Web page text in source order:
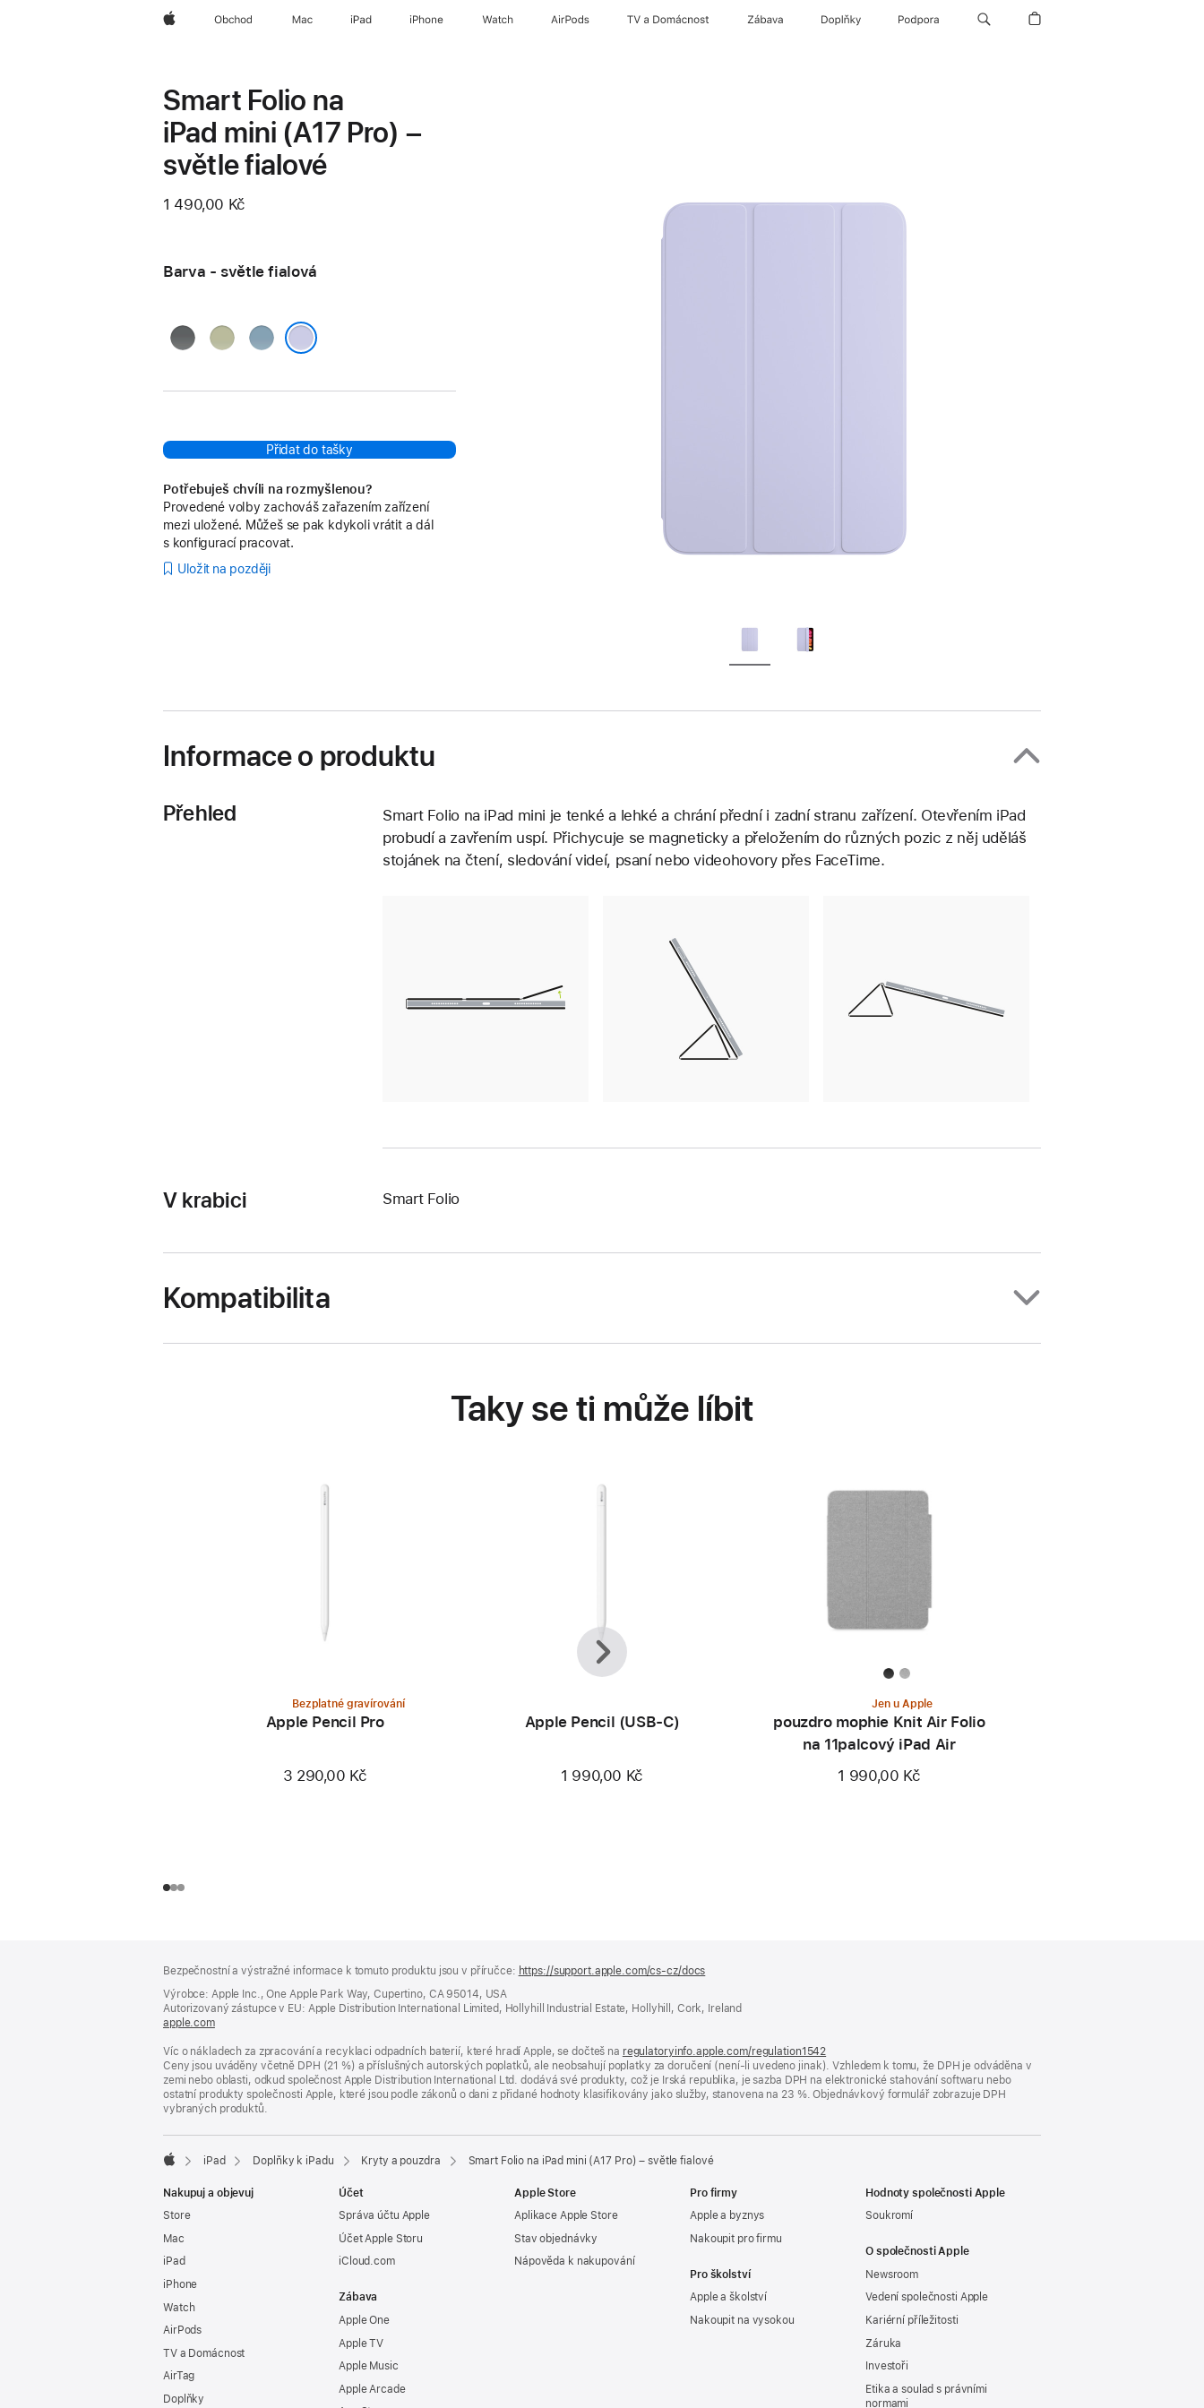
AppleObchod Mac iPad iPhone Watch AirPods TV a Domácnost Zábava Doplňky Podpora
Smart Folio na
iPad mini (A17 Pro) –
světle fialové
1 490,00 Kč
Barva - světle fialová
uhlověšalvějovědenimová
Přidat do tašky
Potřebuješ chvíli na rozmyšlenou?
Provedené volby zachováš zařazením zařízení
mezi uložené. Můžeš se pak kdykoli vrátit a dál
s konfigurací pracovat.
Uložit na později
Informace o produktu
Přehled
Smart Folio na iPad mini je tenké a lehké a chrání přední i zadní stranu zařízení. Otevřením iPad
probudí a zavřením uspí. Přichycuje se magneticky a přeložením do různých pozic z něj uděláš
stojánek na čtení, sledování videí, psaní nebo videohovory přes FaceTime.
V krabici Smart Folio
Kompatibilita
Taky se ti může líbit
Bezplatné gravírování
Apple Pencil Pro
3 290,00 Kč
Apple Pencil (USB‑C)
1 990,00 Kč
Jen u Apple
pouzdro mophie Knit Air Folio
na 11palcový iPad Air
1 990,00 Kč
Předchozí
Další
Bezpečnostní a výstražné informace k tomuto produktu jsou v příručce: https://support.apple.com/cs-cz/docs
okně)
Výrobce: Apple Inc., One Apple Park Way, Cupertino, CA 95014, USA
Autorizovaný zástupce v EU: Apple Distribution International Limited, Hollyhill Industrial Estate, Hollyhill, Cork, Ireland
apple.com(otevře
v novém
okně)
Víc o nákladech za zpracování a recyklaci odpadních baterií, které hradí Apple, se dočteš na regulatoryinfo.apple.com/regulation1542
se
v novém
okně)
Ceny jsou uváděny včetně DPH (21 %) a příslušných autorských poplatků, ale neobsahují poplatky za doručení (není-li uvedeno jinak). Vzhledem k tomu, že DPH je odváděna v
zemi nebo oblasti, odkud společnost Apple Distribution International Ltd. dodává své produkty, což je Irská republika, je sazba DPH na elektronické stahování softwaru nebo
ostatní produkty společnosti Apple, které jsou podle zákonů o dani z přidané hodnoty klasifikovány jako služby, stanovena na 23 %. Objednávkový formulář zobrazuje DPH
vybraných produktů.
iPad Doplňky k iPadu Kryty a pouzdra Smart Folio na iPad mini (A17 Pro) – světle fialové
Nakupuj a objevuj
Store
Mac
iPad
iPhone
Watch
AirPods
TV a Domácnost
AirTag
Doplňky
Účet
Správa účtu Apple
Účet Apple Storu
iCloud.com
Zábava
Apple One
Apple TV
Apple Music
Apple Arcade
Apple Store
Aplikace Apple Store
Stav objednávky
Nápověda k nakupování
Pro firmy
Apple a byznys
Nakoupit pro firmu
Pro školství
Apple a školství
Nakoupit na vysokou
Hodnoty společnosti Apple
Soukromí
O společnosti Apple
Newsroom
Vedení společnosti Apple
Kariérní příležitosti
Záruka
Investoři
Etika a soulad s právními
normami